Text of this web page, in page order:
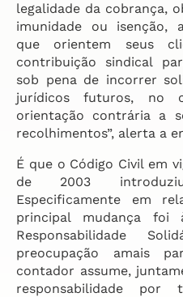
legalidade da cobrança,
imunidade ou isenção,
que orientem seus
contribuição sindical
sob pena de incorrer
jurídicos futuros, no
orientação contrária a
recolhimentos”, alerta a
É que o Código Civil em
de 2003
Especificamente em
principal mudança foi
Responsabilidade
preocupação amais
contador assume,
responsabilidade